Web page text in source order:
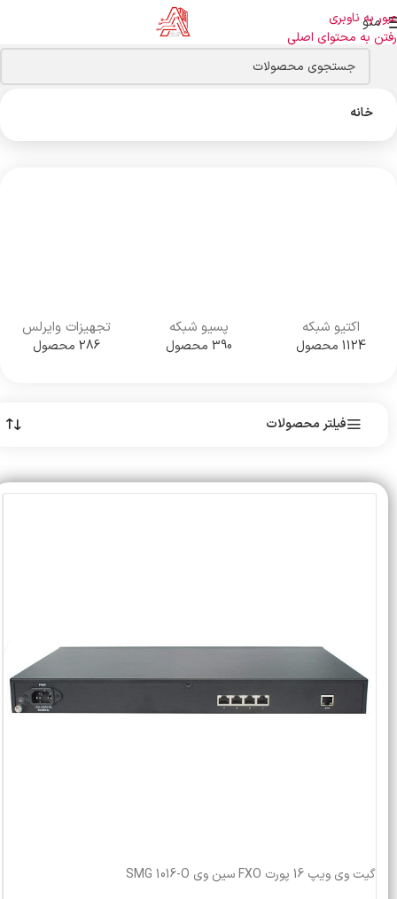
عبور به ناوبری
رفتن به محتوای اصلی
منو
خانه
اکتیو شبکه
1124 محصول
پسیو شبکه
390 محصول
تجهیزات وایرلس
286 محصول
فیلتر محصولات
گیت وی ویپ 16 پورت FXO سین وی SMG 1016-O